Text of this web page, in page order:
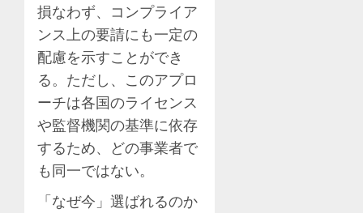
損なわず、コンプライア
ンス上の要請にも一定の
配慮を示すことができ
る。ただし、このアプロ
ーチは各国のライセンス
や監督機関の基準に依存
するため、どの事業者で
も同一ではない。
「なぜ今」選ばれるのか